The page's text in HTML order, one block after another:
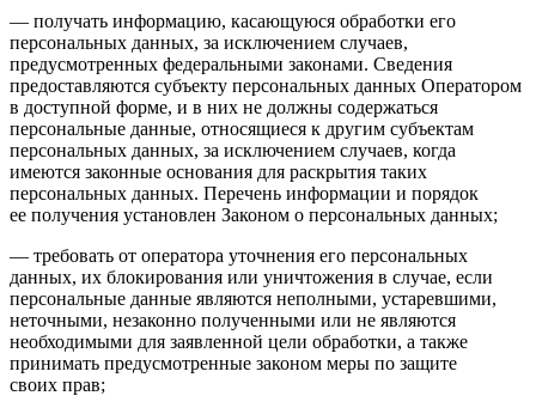
— получать информацию, касающуюся обработки его
персональных данных, за исключением случаев,
предусмотренных федеральными законами. Сведения
предоставляются субъекту персональных данных Оператором
в доступной форме, и в них не должны содержаться
персональные данные, относящиеся к другим субъектам
персональных данных, за исключением случаев, когда
имеются законные основания для раскрытия таких
персональных данных. Перечень информации и порядок
ее получения установлен Законом о персональных данных;
— требовать от оператора уточнения его персональных
данных, их блокирования или уничтожения в случае, если
персональные данные являются неполными, устаревшими,
неточными, незаконно полученными или не являются
необходимыми для заявленной цели обработки, а также
принимать предусмотренные законом меры по защите
своих прав;